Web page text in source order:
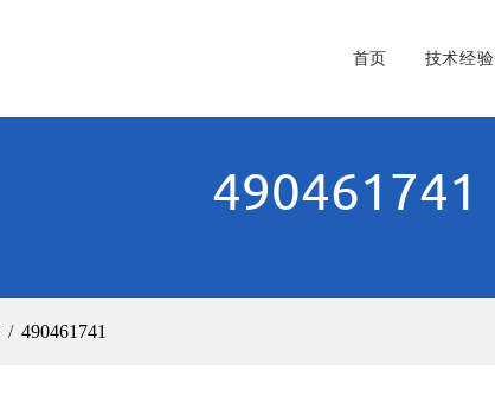
首页 技术经验
490461741
490461741